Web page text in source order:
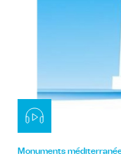
Monuments